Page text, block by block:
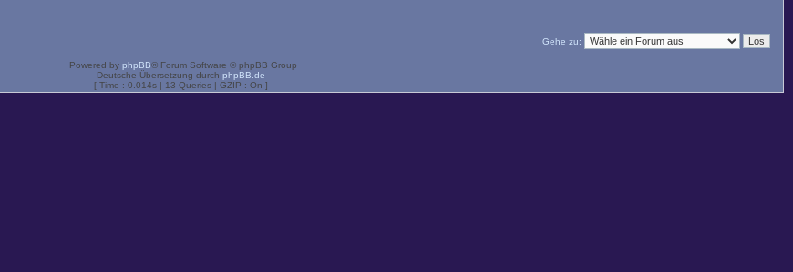
Gehe zu:
Powered by phpBB® Forum Software © phpBB Group
Deutsche Übersetzung durch phpBB.de
[ Time : 0.014s | 13 Queries | GZIP : On ]